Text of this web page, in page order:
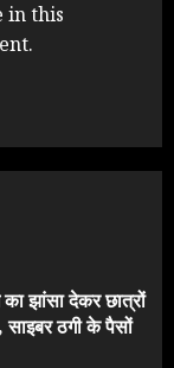
in this
झांसा देकर छात्रों
ठगी के पैसों